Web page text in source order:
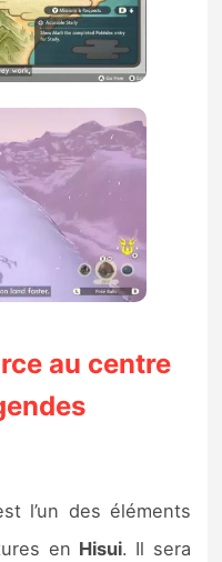
au centre
l’un des éléments
en Hisui. Il sera